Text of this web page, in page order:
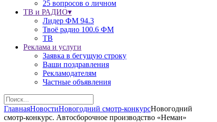
25 вопросов о личном
ТВ и РАДИО▾
Лидер ФМ 94.3
Твоё радио 100.6 ФМ
ТВ
Реклама и услуги
Заявка в бегущую строку
Ваши поздравления
Рекламодателям
Частные объявления
ГлавнаяНовостиНовогодний смотр-конкурсНовогодний
смотр-конкурс. Автосборочное производство «Неман»